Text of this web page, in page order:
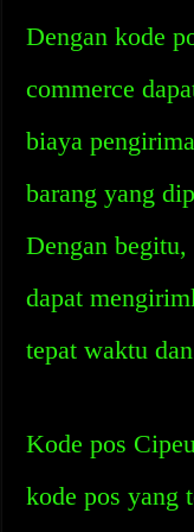
Dengan kode
commerce
biaya
barang yang
Dengan begitu,
dapat
tepat waktu
Kode pos
kode pos yang